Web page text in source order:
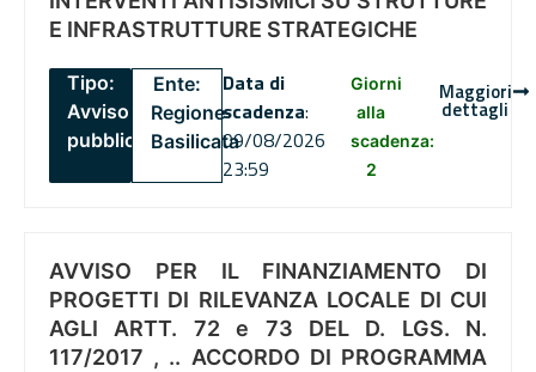
E INFRASTRUTTURE STRATEGICHE
Tipo:
Avviso
pubblico
Ente:
Regione
Basilicata
Data di
scadenza:
09/08/2026
23:59
Giorni
alla
scadenza:
2
Maggiori
dettagli
AVVISO PER IL FINANZIAMENTO DI
PROGETTI DI RILEVANZA LOCALE DI CUI
AGLI ARTT. 72 e 73 DEL D. LGS. N.
117/2017 , .. ACCORDO DI PROGRAMMA